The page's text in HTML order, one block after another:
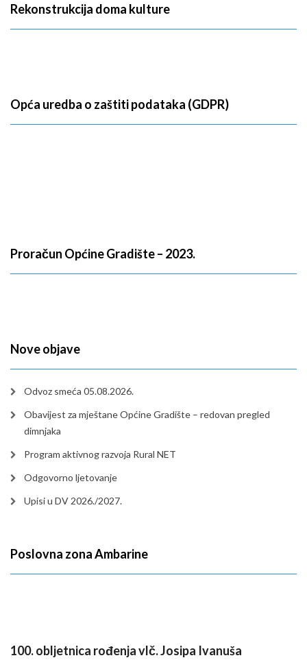
Rekonstrukcija doma kulture
Opća uredba o zaštiti podataka (GDPR)
Proračun Općine Gradište – 2023.
Nove objave
Odvoz smeća 05.08.2026.
Obavijest za mještane Općine Gradište – redovan pregled
dimnjaka
Program aktivnog razvoja Rural NET
Odgovorno ljetovanje
Upisi u DV 2026./2027.
Poslovna zona Ambarine
100. obljetnica rođenja vlč. Josipa Ivanuša